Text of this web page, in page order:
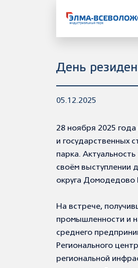
День
05.12.2025
28 ноября 2025
и государственных
парка.
своём выступлении
округа Домодедово
На встрече,
промышленности и
среднего
Регионального
региональной